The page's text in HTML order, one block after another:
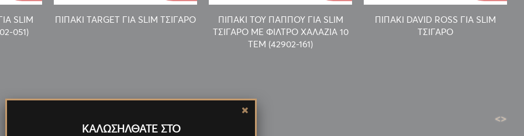
SLIM
051)
ΠΙΠΑΚΙ TARGET ΓΙΑ SLIM ΤΣΙΓΑΡΟ
ΠΙΠΑΚΙ ΤΟΥ ΠΑΠΠΟΥ ΓΙΑ SLIM
ΤΣΙΓΑΡΟ ΜΕ ΦΙΛΤΡΟ ΧΑΛΑΖΙΑ 10
ΤΕΜ (42902-161)
ΠΙΠΑΚΙ DAVID ROSS ΓΙΑ SLIM
ΤΣΙΓΑΡΟ
<>
ΚΑΛΩΣΗΛΘΑΤΕ ΣΤΟ